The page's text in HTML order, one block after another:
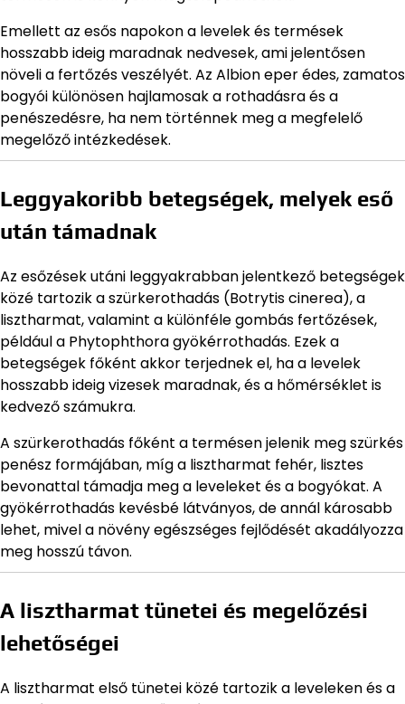
Emellett az esős napokon a levelek és termések
hosszabb ideig maradnak nedvesek, ami jelentősen
növeli a fertőzés veszélyét. Az Albion eper édes, zamatos
bogyói különösen hajlamosak a rothadásra és a
penészedésre, ha nem történnek meg a megfelelő
megelőző intézkedések.
Leggyakoribb betegségek, melyek eső
után támadnak
Az esőzések utáni leggyakrabban jelentkező betegségek
közé tartozik a szürkerothadás (Botrytis cinerea), a
lisztharmat, valamint a különféle gombás fertőzések,
például a Phytophthora gyökérrothadás. Ezek a
betegségek főként akkor terjednek el, ha a levelek
hosszabb ideig vizesek maradnak, és a hőmérséklet is
kedvező számukra.
A szürkerothadás főként a termésen jelenik meg szürkés
penész formájában, míg a lisztharmat fehér, lisztes
bevonattal támadja meg a leveleket és a bogyókat. A
gyökérrothadás kevésbé látványos, de annál károsabb
lehet, mivel a növény egészséges fejlődését akadályozza
meg hosszú távon.
A lisztharmat tünetei és megelőzési
lehetőségei
A lisztharmat első tünetei közé tartozik a leveleken és a